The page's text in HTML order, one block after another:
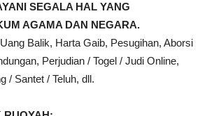
SEGALA HAL YANG
AGAMA DAN NEGARA.
Balik, Harta Gaib, Pesugihan, Aborsi
Perjudian / Togel / Judi Online,
/ Santet / Teluh, dll.